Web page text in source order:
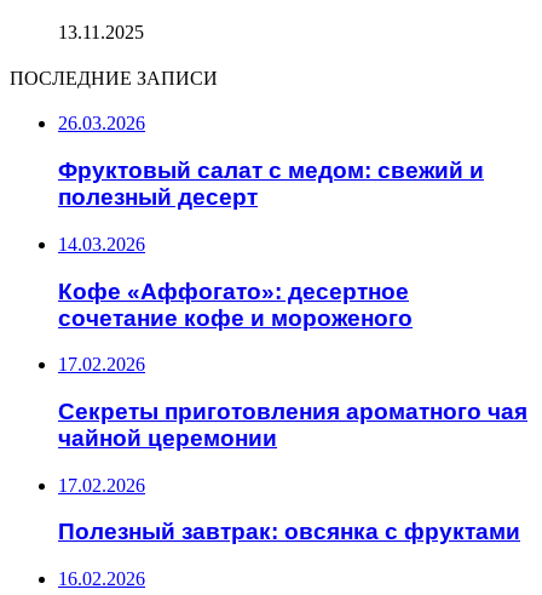
13.11.2025
ПОСЛЕДНИЕ ЗАПИСИ
26.03.2026
Фруктовый салат с медом: свежий и
полезный десерт
14.03.2026
Кофе «Аффогато»: десертное
сочетание кофе и мороженого
17.02.2026
Секреты приготовления ароматного чая
чайной церемонии
17.02.2026
Полезный завтрак: овсянка с фруктами
16.02.2026